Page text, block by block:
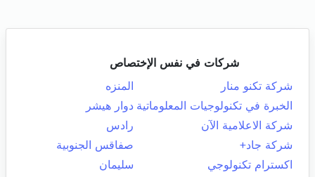
شركات في نفس الإختصاص
شركة تكنو منار
المنزه
الخبرة في تكنولوجيات المعلوماتية دوار هيشر
شركة الاعلامية الآن
رادس
شركة جاد+
صفاقس الجنوبية
اكسترام تكنولوجي
سليمان